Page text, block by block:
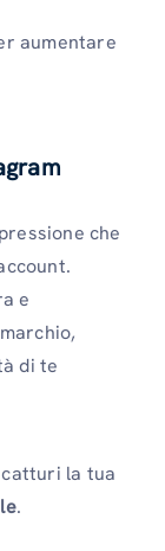
aumentare
che
e
di te
la tua
.